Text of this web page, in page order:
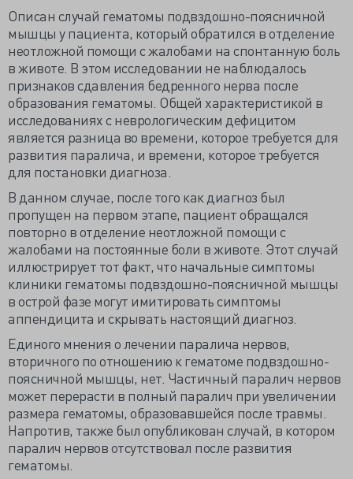
Описан случай гематомы подвздошно-поясничной
мышцы у пациента, который обратился в отделение
неотложной помощи с жалобами на спонтанную боль
в животе. В этом исследовании не наблюдалось
признаков сдавления бедренного нерва после
образования гематомы. Общей характеристикой в
исследованиях с неврологическим дефицитом
является разница во времени, которое требуется для
развития паралича, и времени, которое требуется
для постановки диагноза.
В данном случае, после того как диагноз был
пропущен на первом этапе, пациент обращался
повторно в отделение неотложной помощи с
жалобами на постоянные боли в животе. Этот случай
иллюстрирует тот факт, что начальные симптомы
клиники гематомы подвздошно-поясничной мышцы
в острой фазе могут имитировать симптомы
аппендицита и скрывать настоящий диагноз.
Единого мнения о лечении паралича нервов,
вторичного по отношению к гематоме подвздошно-
поясничной мышцы, нет. Частичный паралич нервов
может перерасти в полный паралич при увеличении
размера гематомы, образовавшейся после травмы.
Напротив, также был опубликован случай, в котором
паралич нервов отсутствовал после развития
гематомы.